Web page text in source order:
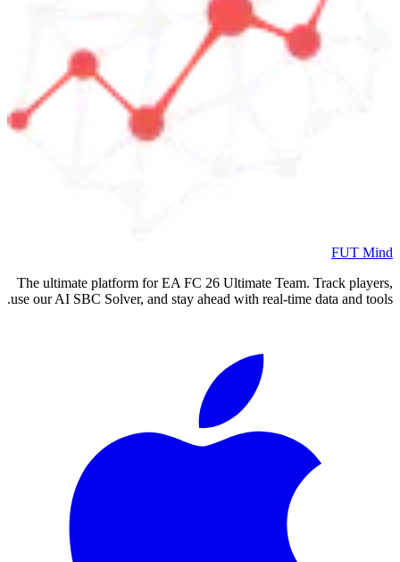
FUT Mind
The ultimate platform for EA FC 26 Ultimate Team. Track players,
use our AI SBC Solver, and stay ahead with real-time data and tools.